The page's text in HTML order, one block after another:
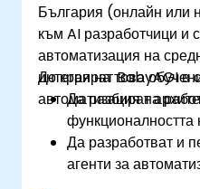
етични
агенти.
България (онлайн или
към AI разработчици и
автоматизация на
интегрират BabyAGI в
автоматизация на
До края на това
Да разбират
Да разработват и
агенти за